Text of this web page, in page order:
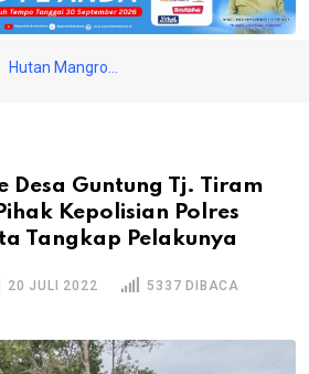
Desa Guntung Tj. Tiram
Kepolisian Polres
Tangkap Pelakunya
20 JULI 2022 5337 DIBACA